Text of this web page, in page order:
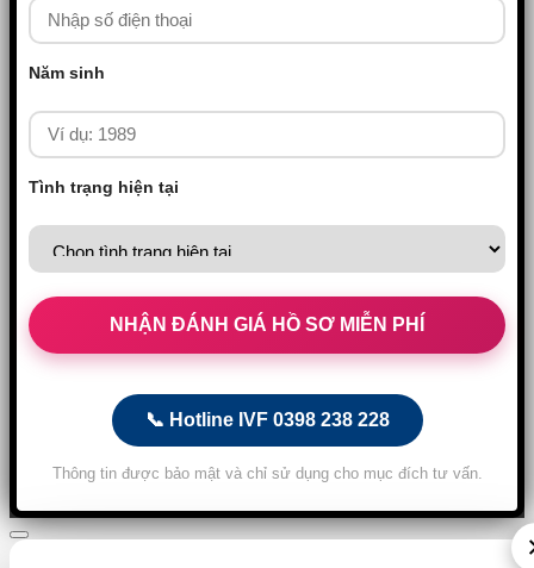
Năm sinh
Tình trạng hiện tại
📞 Hotline IVF 0398 238 228
Thông tin được bảo mật và chỉ sử dụng cho mục đích tư vấn.